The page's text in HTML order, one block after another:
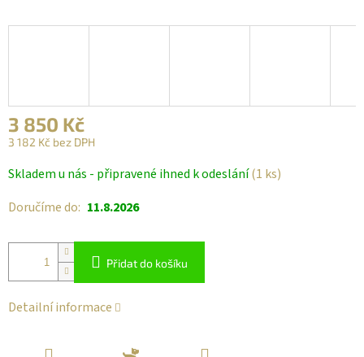
3 850 Kč
3 182 Kč bez DPH
cena:
Skladem u nás - připravené ihned k odeslání(1 ks)
Doručíme do: 11.8.2026
Přidat do košíku
Detailní informace